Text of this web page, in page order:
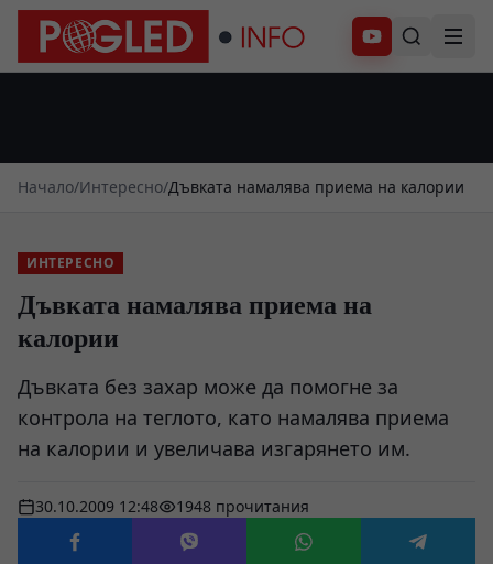
Абонирай се
Начало/Интересно/Дъвката намалява приема на калории
ИНТЕРЕСНО
Дъвката намалява приема на
калории
Дъвката без захар може да помогне за
контрола на теглото, като намалява приема
на калории и увеличава изгарянето им.
30.10.2009 12:48 1948 прочитания